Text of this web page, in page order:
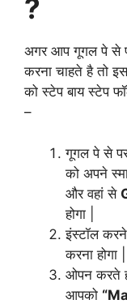
?
अगर आप गूगल पे से
करना चाहते है तो
को स्टेप बाय स्टेप
–
गूगल पे से
को अपने
और वहां से
होगा |
इंस्टॉल
करना होगा |
ओपन करते
आपको